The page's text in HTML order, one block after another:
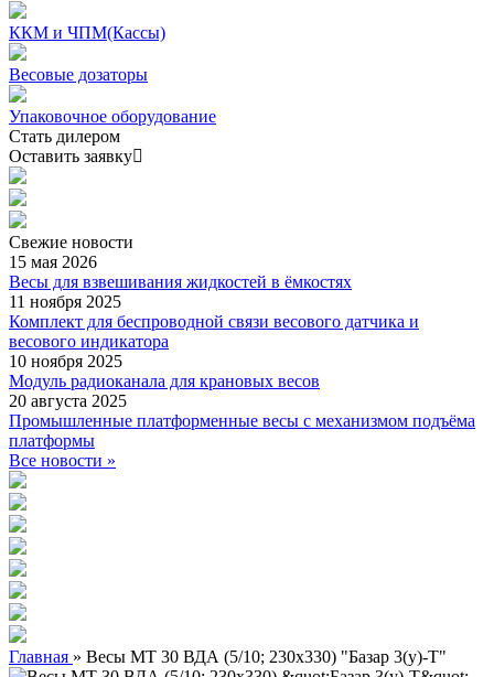
ККМ и ЧПМ(Кассы)
Весовые дозаторы
Упаковочное оборудование
Стать дилером
Оставить заявку
Свежие новости
15 мая 2026
Весы для взвешивания жидкостей в ёмкостях
11 ноября 2025
Комплект для беспроводной связи весового датчика и
весового индикатора
10 ноября 2025
Модуль радиоканала для крановых весов
20 августа 2025
Промышленные платформенные весы с механизмом подъёма
платформы
Все новости »
Главная » Весы МТ 30 ВДА (5/10; 230х330) "Базар 3(у)-Т"